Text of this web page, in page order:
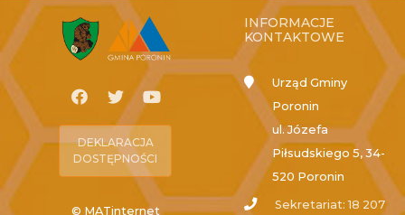
DEKLARACJA
DOSTĘPNOŚCI
© MATinternet
INFORMACJE
KONTAKTOWE
Urząd Gminy
Poronin
ul. Józefa
Piłsudskiego 5, 34-
520 Poronin
Sekretariat: 18 207